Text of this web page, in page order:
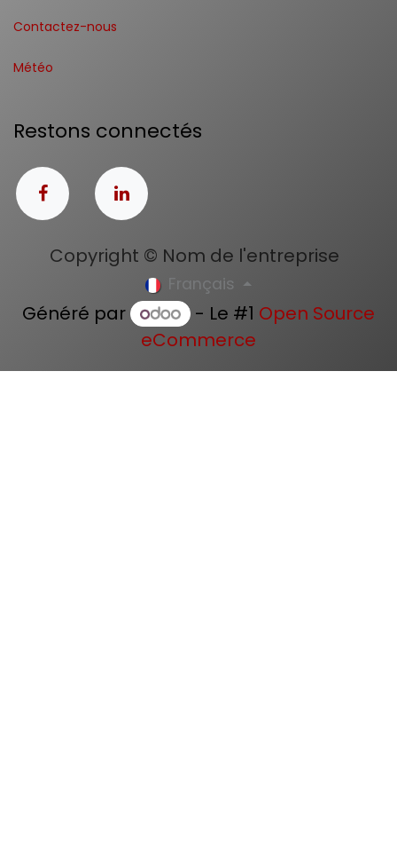
Contactez-nous
Météo
Restons connectés
Copyright © Nom de l'entreprise
Français
Généré par - Le #1 Open Source
eCommerce